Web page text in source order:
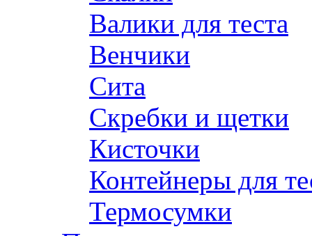
Валики для теста
Венчики
Сита
Скребки и щетки
Кисточки
Контейнеры для
Термосумки